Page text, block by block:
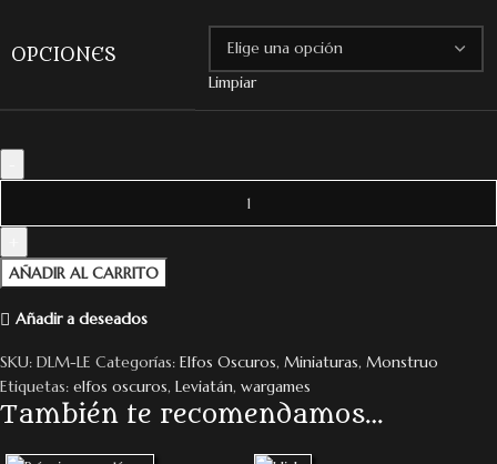
OPCIONES
Limpiar
AÑADIR AL CARRITO
Añadir a deseados
SKU: DLM-LE Categorías: Elfos Oscuros, Miniaturas, Monstruo
Etiquetas: elfos oscuros, Leviatán, wargames
También te recomendamos…